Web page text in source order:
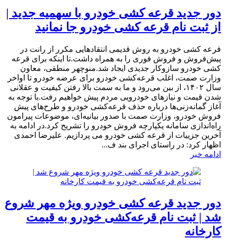
دور جدید قرعه کشی خودرو با سهمیه جدید |
از ثبت نام قرعه کشی خودرو جا نمانید
​قرعه کشی خودرو به روش قدیمی انتقادهایی مکرر از رانت در
پیش‌فروش و فروش فوری را به همراه داشت.تا اینکه برای قرعه
کشی خودرو سازوکار جدیدی ایجاد شد.منوچهر منطقی، معاون
وزارت صمت، اغلب قرعه‌کشی‌ خودرو برای عرضه خودرو تا اواخر
سال ۱۴۰۲، از بین می‌رود و ما به سمت بالا رفتن کیفیت و عقلانی
شدن قیمت و نیازهای خودرویی مردم پیش خواهیم رفت.با توجه به
آغاز گمانه‌زنی‌ها درباره حذف قرعه‌کشی‌ خودرو و طرح‌های پیش
فروش خودرو، وزارت صمت با صدور بیانیه‌ای، موضوعات پیرامون
راه‌اندازی سامانه یکپارچه فروش خودرو را تشریح کرد.در ادامه به
آخرین جزییات از قرعه کشی خودرو می پردازیم. علیرضا احمدی
اظهار کرد: در راستای اجرای بند ف...
ادامه خبر
دور جدید قرعه کشی خودرو ویژه مهر شروع
شد | ثبت نام قرعه‌کشی خودرو به قیمت
کارخانه